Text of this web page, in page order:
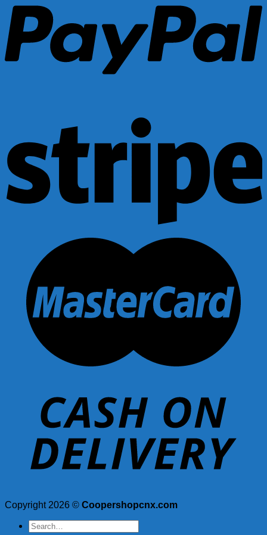
Copyright 2026 © Coopershopcnx.com
Search